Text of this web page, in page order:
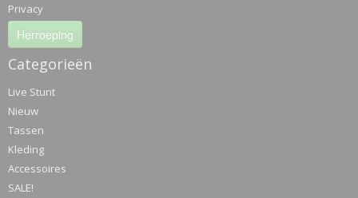
Privacy
Herroeping
Categorieën
Live Stunt
Nieuw
Tassen
Kleding
Accessoires
SALE!